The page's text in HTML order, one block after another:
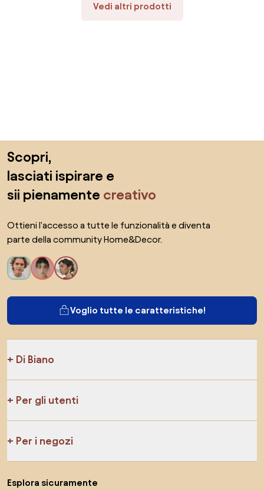
Vedi altri prodotti
Scopri,
lasciati ispirare e
sii pienamente creativo
Ottieni l'accesso a tutte le funzionalità e diventa
parte della community Home&Decor.
Voglio tutte le caratteristiche!
Di Biano
Per gli utenti
Per i negozi
Esplora sicuramente